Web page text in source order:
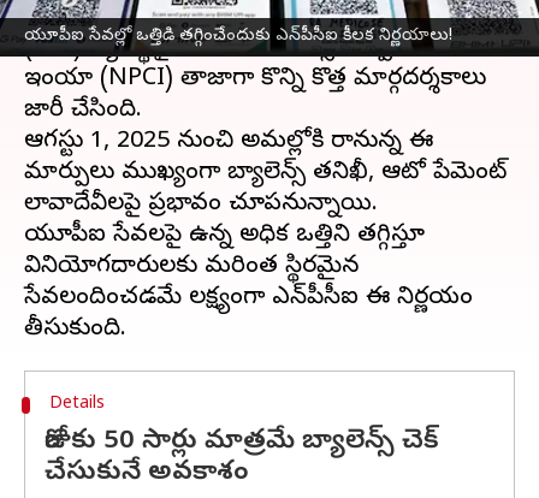
యూపీఐ సేవల్లో ఒత్తిడి తగ్గించేందుకు ఎన్‌పీసీఐ కీలక నిర్ణయాలు!
డిజిటల్ చెల్లింపుల్లో విప్లవాత్మకంగా మారినయూపీఐ
(UPI) వ్యవస్థపై నేషనల్ పేమెంట్స్ కార్పొరేషన్ ఆఫ్
ఇండియా (NPCI) తాజాగా కొన్ని కొత్త మార్గదర్శకాలు
జారీ చేసింది.
ఆగస్టు 1, 2025 నుంచి అమల్లోకి రానున్న ఈ
మార్పులు ముఖ్యంగా బ్యాలెన్స్ తనిఖీ, ఆటో పేమెంట్‌
లావాదేవీలపై ప్రభావం చూపనున్నాయి.
యూపీఐ సేవలపై ఉన్న అధిక ఒత్తిడిని తగ్గిస్తూ
వినియోగదారులకు మరింత స్థిరమైన
సేవలందించడమే లక్ష్యంగా ఎన్‌పీసీఐ ఈ నిర్ణయం
Details
రోజుకు 50 సార్లు మాత్రమే బ్యాలెన్స్‌ చెక్‌
చేసుకునే అవకాశం